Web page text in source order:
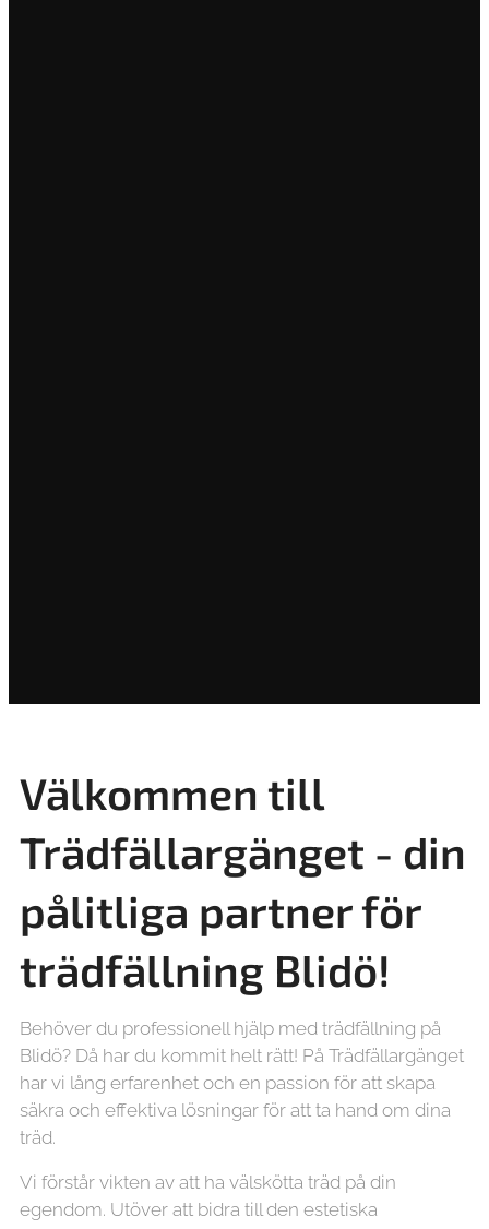
Välkommen till
Trädfällargänget - din
pålitliga partner för
trädfällning Blidö!
Behöver du professionell hjälp med trädfällning på
Blidö? Då har du kommit helt rätt! På Trädfällargänget
har vi lång erfarenhet och en passion för att skapa
säkra och effektiva lösningar för att ta hand om dina
träd.
Vi förstår vikten av att ha välskötta träd på din
egendom. Utöver att bidra till den estetiska